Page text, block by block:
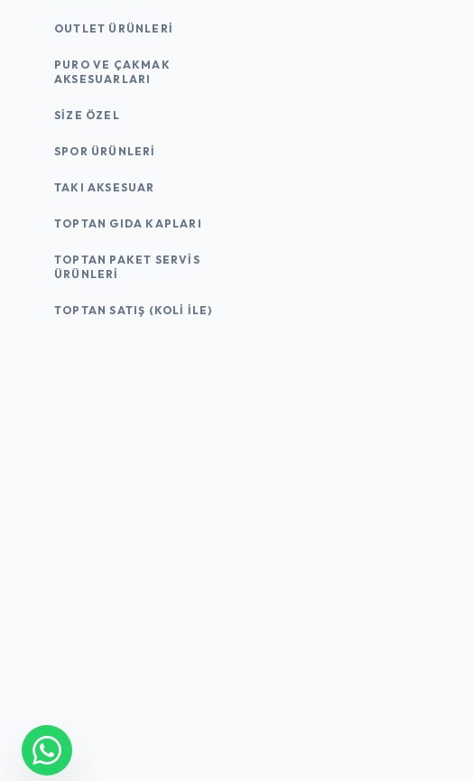
OUTLET ÜRÜNLERI
PURO VE ÇAKMAK
AKSESUARLARI
SIZE ÖZEL
SPOR ÜRÜNLERI
TAKI AKSESUAR
TOPTAN GIDA KAPLARI
TOPTAN PAKET SERVIS
ÜRÜNLERI
TOPTAN SATIŞ (KOLI İLE)